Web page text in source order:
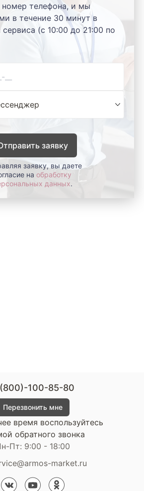
номер телефона, и мы
в течение 30 минут в
(с 10:00 до 21:00 по
заявку
заявку, вы даете
на обработку
данных.
100-85-80
Перезвонить мне
время воспользуйтесь
обратного звонка
Пт: 9:00 - 18:00
market.ru